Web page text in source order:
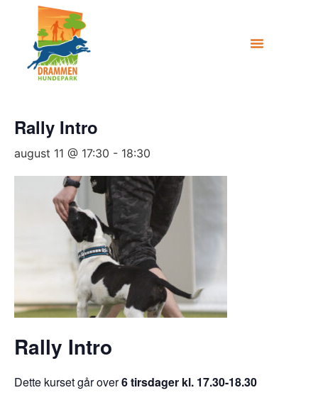
Rally Intro
august 11 @ 17:30 - 18:30
Rally Intro
Dette kurset går over6 tirsdager kl. 17.30-18.30